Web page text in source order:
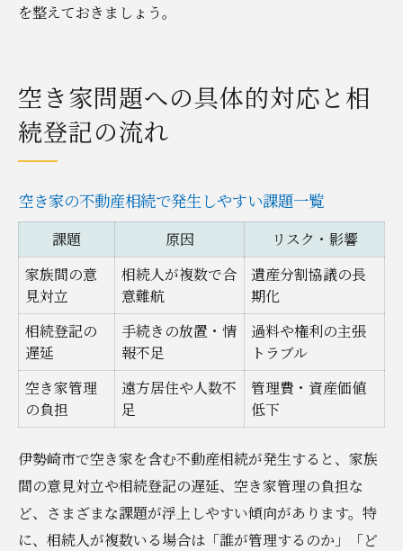
を整えておきましょう。
空き家問題への具体的対応と相
続登記の流れ
空き家の不動産相続で発生しやすい課題一覧
課題 原因
リスク・影響
家族間の意
見対立
相続人が複数で合
意難航
遺産分割協議の長
期化
相続登記の
遅延
手続きの放置・情
報不足
過料や権利の主張
トラブル
空き家管理
の負担
遠方居住や人数不
足
管理費・資産価値
低下
伊勢崎市で空き家を含む不動産相続が発生すると、家族
間の意見対立や相続登記の遅延、空き家管理の負担な
ど、さまざまな課題が浮上しやすい傾向があります。特
に、相続人が複数いる場合は「誰が管理するのか」「ど